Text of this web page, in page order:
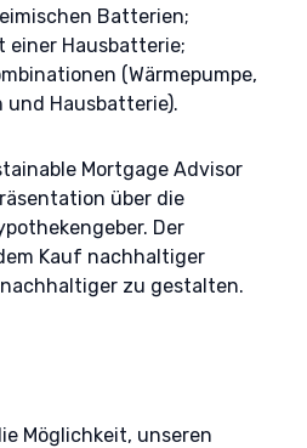
Batterien;
einer Hausbatterie;
(Wärmepumpe,
und Hausbatterie).
Mortgage Advisor
über die
Der
Kauf nachhaltiger
zu gestalten.
Möglichkeit, unseren